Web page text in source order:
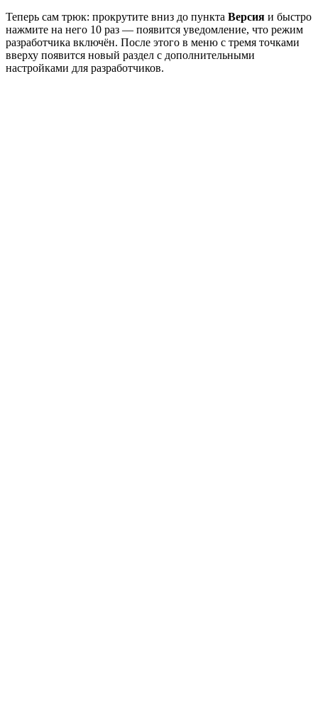
Теперь сам трюк: прокрутите вниз до пункта Версия и быстро
нажмите на него 10 раз — появится уведомление, что режим
разработчика включён. После этого в меню с тремя точками
вверху появится новый раздел с дополнительными
настройками для разработчиков.